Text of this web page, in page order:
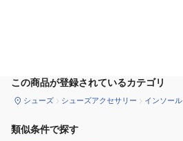
この商品が登録されているカテゴリ
シューズ シューズアクセサリー インソール
類似条件で探す